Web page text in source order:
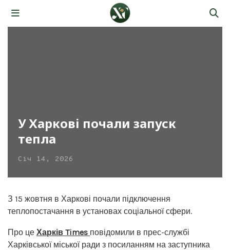
У Харкові почали запуск
тепла
Січ 14, 2026
З 15 жовтня в Харкові почали підключення
теплопостачання в установах соціальної сфери.
Про це Харків Times повідомили в прес-службі
Харківської міської ради з посиланням на заступника